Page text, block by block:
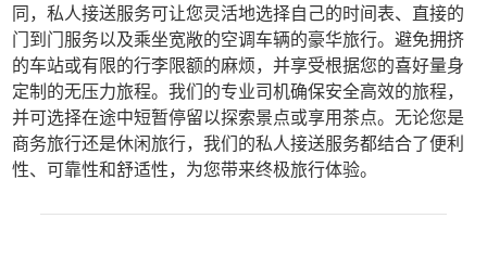
同，私人接送服务可让您灵活地选择自己的时间表、直接的
门到门服务以及乘坐宽敞的空调车辆的豪华旅行。避免拥挤
的车站或有限的行李限额的麻烦，并享受根据您的喜好量身
定制的无压力旅程。我们的专业司机确保安全高效的旅程，
并可选择在途中短暂停留以探索景点或享用茶点。无论您是
商务旅行还是休闲旅行，我们的私人接送服务都结合了便利
性、可靠性和舒适性，为您带来终极旅行体验。